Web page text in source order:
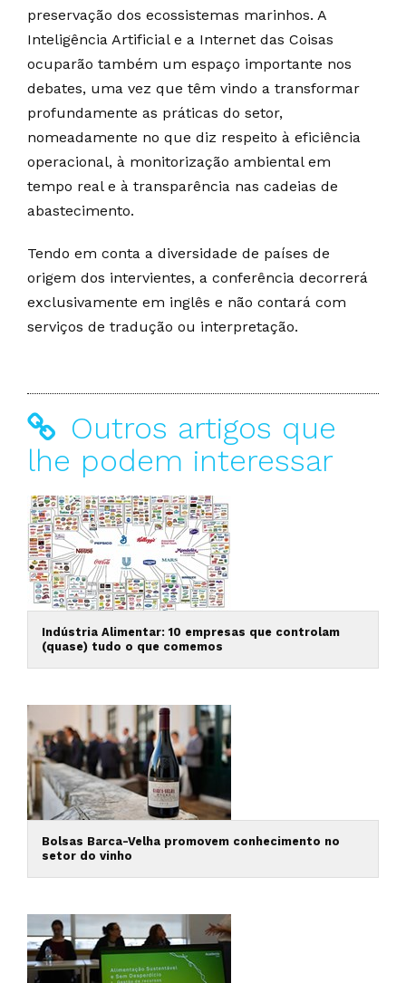
preservação dos ecossistemas marinhos. A
Inteligência Artificial e a Internet das Coisas
ocuparão também um espaço importante nos
debates, uma vez que têm vindo a transformar
profundamente as práticas do setor,
nomeadamente no que diz respeito à eficiência
operacional, à monitorização ambiental em
tempo real e à transparência nas cadeias de
abastecimento.
Tendo em conta a diversidade de países de
origem dos intervientes, a conferência decorrerá
exclusivamente em inglês e não contará com
serviços de tradução ou interpretação.
Outros artigos que
lhe podem interessar
Indústria Alimentar: 10 empresas que controlam
(quase) tudo o que comemos
Bolsas Barca-Velha promovem conhecimento no
setor do vinho